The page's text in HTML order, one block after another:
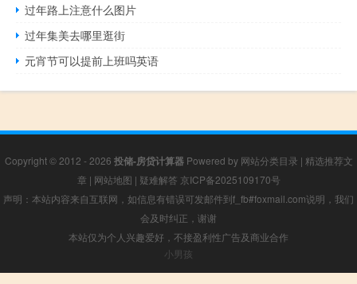
过年路上注意什么图片
过年集美去哪里逛街
元宵节可以提前上班吗英语
Copyright © 2012 - 2026 投储-房贷计算器Powered by 网站分类目录 | 精选推荐文
章 | 网站地图 | 疑难解答 京ICP备2025109170号
声明：本站内容来自互联网，如信息有错误可发邮件到f_fb#foxmail.com说明，我们
会及时纠正，谢谢
本站仅为个人兴趣爱好，不接盈利性广告及商业合作
小男孩